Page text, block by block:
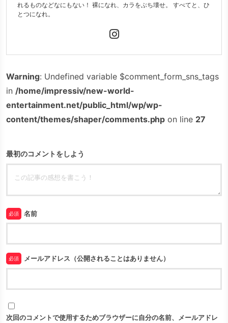
れるものなどなにもない！ 裸になれ、カラをぶち壊せ。 すべてと、ひ
とつになれ。
Warning: Undefined variable $comment_form_sns_tags
in /home/impressiv/new-world-
entertainment.net/public_html/wp/wp-
content/themes/shaper/comments.php on line 27
最初のコメントをしよう
必須 名前
必須 メールアドレス（公開されることはありません）
次回のコメントで使用するためブラウザーに自分の名前、メールアドレ